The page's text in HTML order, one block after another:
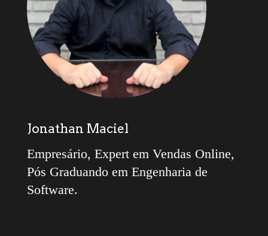
Jonathan Maciel
Empresário, Expert em Vendas Online,
Pós Graduando em Engenharia de
Software.